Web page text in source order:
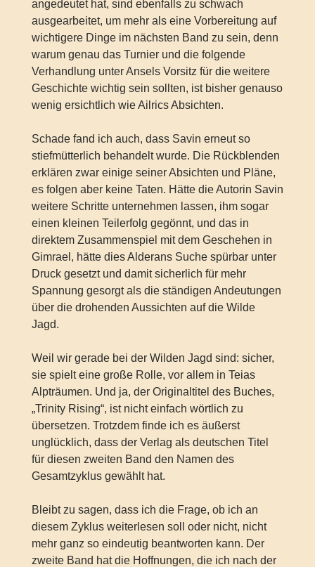
angedeutet hat, sind ebenfalls zu schwach
ausgearbeitet, um mehr als eine Vorbereitung auf
wichtigere Dinge im nächsten Band zu sein, denn
warum genau das Turnier und die folgende
Verhandlung unter Ansels Vorsitz für die weitere
Geschichte wichtig sein sollten, ist bisher genauso
wenig ersichtlich wie Ailrics Absichten.
Schade fand ich auch, dass Savin erneut so
stiefmütterlich behandelt wurde. Die Rückblenden
erklären zwar einige seiner Absichten und Pläne,
es folgen aber keine Taten. Hätte die Autorin Savin
weitere Schritte unternehmen lassen, ihm sogar
einen kleinen Teilerfolg gegönnt, und das in
direktem Zusammenspiel mit dem Geschehen in
Gimrael, hätte dies Alderans Suche spürbar unter
Druck gesetzt und damit sicherlich für mehr
Spannung gesorgt als die ständigen Andeutungen
über die drohenden Aussichten auf die Wilde
Jagd.
Weil wir gerade bei der Wilden Jagd sind: sicher,
sie spielt eine große Rolle, vor allem in Teias
Alpträumen. Und ja, der Originaltitel des Buches,
„Trinity Rising“, ist nicht einfach wörtlich zu
übersetzen. Trotzdem finde ich es äußerst
unglücklich, dass der Verlag als deutschen Titel
für diesen zweiten Band den Namen des
Gesamtzyklus gewählt hat.
Bleibt zu sagen, dass ich die Frage, ob ich an
diesem Zyklus weiterlesen soll oder nicht, nicht
mehr ganz so eindeutig beantworten kann. Der
zweite Band hat die Hoffnungen, die ich nach der